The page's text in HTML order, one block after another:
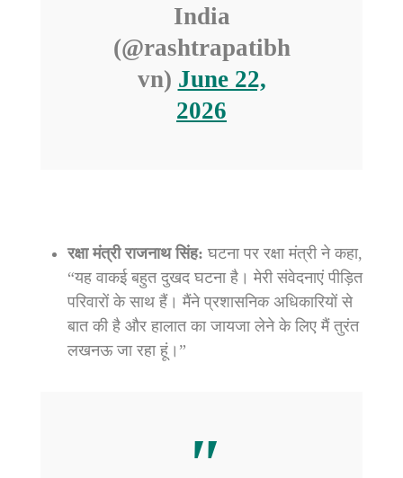
India
(@rashtrapatibh
vn) June 22,
2026
रक्षा मंत्री राजनाथ सिंह: घटना पर रक्षा मंत्री ने कहा,
“यह वाकई बहुत दुखद घटना है। मेरी संवेदनाएं पीड़ित
परिवारों के साथ हैं। मैंने प्रशासनिक अधिकारियों से
बात की है और हालात का जायजा लेने के लिए मैं तुरंत
लखनऊ जा रहा हूं।”